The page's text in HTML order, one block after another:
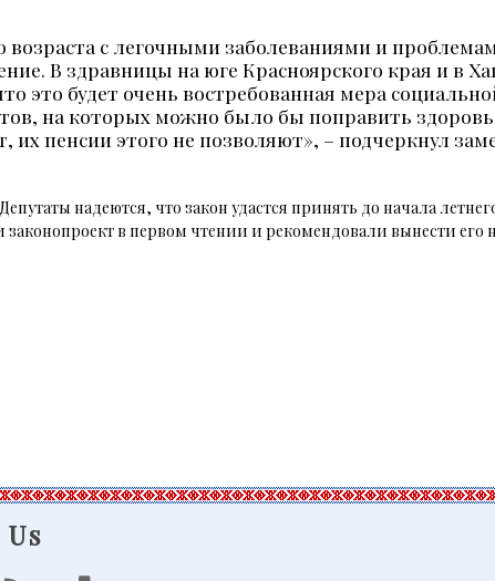
возраста с легочными заболеваниями и
В здравницы на юге Красноярского края и в
это будет очень востребованная мера
на которых можно было бы поправить
их пенсии этого не позволяют», – подчеркнул
надеются, что закон удастся принять до начала летнего
в первом чтении и рекомендовали вынести его